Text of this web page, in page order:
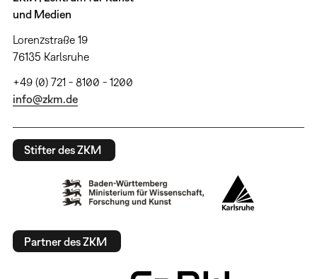
und Medien
Lorenzstraße 19
76135 Karlsruhe
+49 (0) 721 - 8100 - 1200
info@zkm.de
Stifter des ZKM
Partner des ZKM